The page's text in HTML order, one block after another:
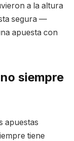
a la altura
segura —
apuesta con
siempre
apuestas
tiene